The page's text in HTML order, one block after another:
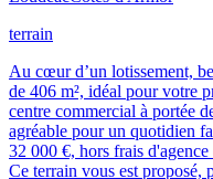
terrain
Au cœur d’un lotissement,
de 406 m², idéal pour votre
centre commercial à portée
agréable pour un quotidien
32 000 €, hors frais
Ce terrain vous est proposé,